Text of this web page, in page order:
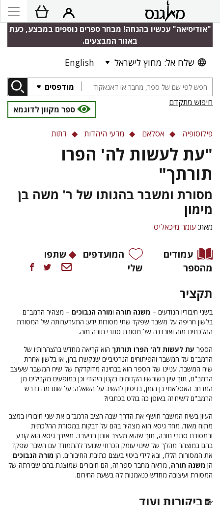
"אודיסיאה" עכשיו בהנחה! מבחר ספרים נוספים במבצע, כעת
באזור המבצעים.
שלח אל: מחוץ לישראל English
מודפסים
חיפוש מתקדם
ספר מקוון לדוגמא
פילוסופיה אסלאם מדעי היהדות דתות
"עת לעשות לה' הפרו
תורתך"
מסורת ומשבר בהגותו של ר' משה בן
מימון
מאת:עומר מיכאליס
עמודים
מהספר
המועדפים
שלי
שתפו
תקציר
בשני חיבוריו הנודעים – משנה תורה ומורה הנבוכים – מצהיר הרמב"ם
בלשון חריפה על משבר שפקד שתי מסורות ידע: התערערותה של המסורת
ההלכתית מזה ואובדנה של מסורת סתרי תורה מזה.
הספר עת לעשות לה' הפרו תורתך הוא קריאה מחדש בהצהרותיו של
הרמב"ם על המשבר והפיתוחים הנרטיביים שנקשרו בהן, או בלשון אחרת –
שיח המשבר. עניינו של הספר הוא בבחינה מדוקדקת של שיח המשבר שעיצב
הרמב"ם, תוך עיון בשורשיו הקדומים בקנון היהודי וכן במופעים מקבילים מן
המרחב האסלאמי בן הזמן, בניסיון להשיב על השאלה: על שום מה נדרש
הרמב"ם לשיח זה באופן כה בולט בכתביו?
העיון בשיח המשבר חושף את הדרך שבה הציב הרמב"ם את שני חיבוריו במצב
מתוח מאוד. מחד גיסא הוא מצהיר בהם על דבקות במסורת ההלכתית
ובמסורת סתרי תורה, תוך שהוא מעצב אותן בדיעבד. מאידך גיסא הוא קובע
בהם במוצהר מהלך של שינוי עומק הכרחי שנועד להתמודד עם השבר שפקד
את המסורות הללו, ובא לידי ביטוי בעצם כתיבת החיבורים. הן מורה הנבוכים
הן משנה תורה, מראה מחבר ספר זה, הם חיבורים שמוצגת בהם שבירתה של
המסורת ועיצובה מחדש כנאמנות לה בשעת החירום.
ביקורות ועוד